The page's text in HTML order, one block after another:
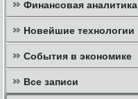
Финансовая аналитика
Новейшие технологии
События в экономике
Все записи